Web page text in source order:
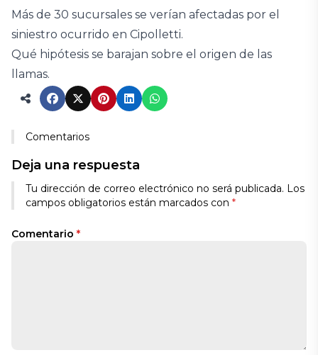
Más de 30 sucursales se verían afectadas por el
siniestro ocurrido en Cipolletti.
Qué hipótesis se barajan sobre el origen de las
llamas.
Comentarios
Deja una respuesta
Tu dirección de correo electrónico no será publicada. Los
campos obligatorios están marcados con *
Comentario *